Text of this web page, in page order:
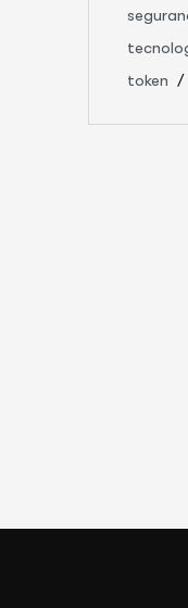
token